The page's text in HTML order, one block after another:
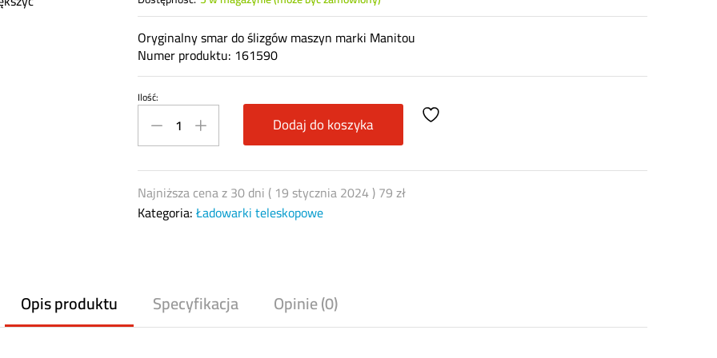
Oryginalny smar do ślizgów maszyn marki Manitou
Numer produktu: 161590
Smar
ślizgów
quantity
Ilość:
Dodaj do koszyka
Najniższa cena z 30 dni ( 19 stycznia 2024)79zł
Kategoria:Ładowarki teleskopowe
Opis produktu Specyfikacja Opinie (0)